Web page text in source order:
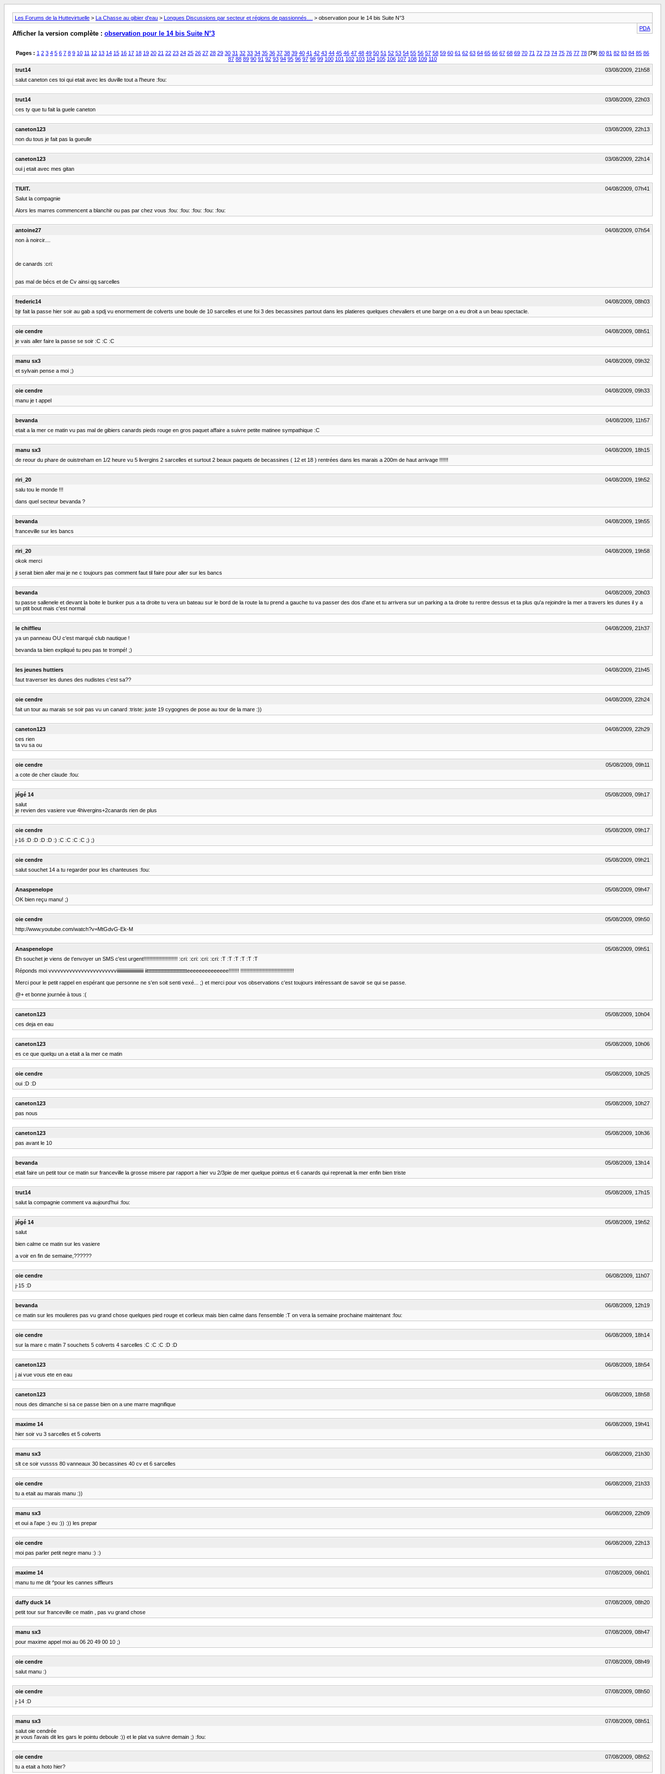
Les Forums de la Huttevirtuelle > La Chasse au gibier d'eau > Longues Discussions par secteur et régions de passionnés....
> observation pour le 14 bis Suite N°3
PDA
Afficher la version complète : observation pour le 14 bis Suite N°3
Pages : 1 2 3 4 5 6 7 8 9 10 11 12 13 14 15 16 17 18 19 20 21 22 23 24 25 26 27 28 29 30 31 32 33 34 35 36 37 38 39 40 41 42 43 44 45 46 47 48 49 50 51 52 53 54 55 56 57 58 59 60 61 62 63 64 65 66 67 68 69 70 71 72 73 74 75 76 77 78 [79] 80 81 82 83 84 85 86
87 88 89 90 91 92 93 94 95 96 97 98 99 100 101 102 103 104 105 106 107 108 109 110
trut14
03/08/2009, 21h58
salut caneton ces toi qui etait avec les duville tout a l'heure :fou:
trut14
03/08/2009, 22h03
ces ty que tu fait la guele caneton
caneton123
03/08/2009, 22h13
non du tous je fait pas la gueulle
caneton123
03/08/2009, 22h14
oui j etait avec mes gitan
TIUIT.
04/08/2009, 07h41
Salut la compagnie
Alors les marres commencent a blanchir ou pas par chez vous :fou: :fou: :fou: :fou: :fou:
antoine27
04/08/2009, 07h54
non à noircir....
de canards :cri:
pas mal de bécs et de Cv ainsi qq sarcelles
frederic14
04/08/2009, 08h03
bjr fait la passe hier soir au gab a spdj vu enormement de colverts une boule de 10 sarcelles et une foi 3 des becassines partout dans les platieres quelques chevaliers et une barge on a eu droit a un beau spectacle.
oie cendre
04/08/2009, 08h51
je vais aller faire la passe se soir :C :C :C
manu sx3
04/08/2009, 09h32
et sylvain pense a moi ;)
oie cendre
04/08/2009, 09h33
manu je t appel
bevanda
04/08/2009, 11h57
etait a la mer ce matin vu pas mal de gibiers canards pieds rouge en gros paquet affaire a suivre petite matinee sympathique :C
manu sx3
04/08/2009, 18h15
de reour du phare de ouistreham en 1/2 heure vu 5 livergins 2 sarcelles et surtout 2 beaux paquets de becassines ( 12 et 18 ) rentrées dans les marais a 200m de haut arrivage !!!!!!
riri_20
04/08/2009, 19h52
salu tou le monde !!!
dans quel secteur bevanda ?
bevanda
04/08/2009, 19h55
franceville sur les bancs
riri_20
04/08/2009, 19h58
okok merci
ji serait bien aller mai je ne c toujours pas comment faut til faire pour aller sur les bancs
bevanda
04/08/2009, 20h03
tu passe sallenele et devant la boite le bunker pus a ta droite tu vera un bateau sur le bord de la route la tu prend a gauche tu va passer des dos d'ane et tu arrivera sur un parking a ta droite tu rentre dessus et ta plus qu'a rejoindre la mer a travers les dunes il y a
un ptit bout mais c'est normal
le chiffleu
04/08/2009, 21h37
ya un panneau OU c'est marqué club nautique !
bevanda ta bien expliqué tu peu pas te trompé! ;)
les jeunes huttiers
04/08/2009, 21h45
faut traverser les dunes des nudistes c'est sa??
oie cendre
04/08/2009, 22h24
fait un tour au marais se soir pas vu un canard :triste: juste 19 cygognes de pose au tour de la mare :))
caneton123
04/08/2009, 22h29
ces rien
ta vu sa ou
oie cendre
05/08/2009, 09h11
a cote de cher claude :fou:
jégé 14
05/08/2009, 09h17
salut
je revien des vasiere vue 4hivergins+2canards rien de plus
oie cendre
05/08/2009, 09h17
j-16 :D :D :D :D :) :C :C :C :C ;) ;)
oie cendre
05/08/2009, 09h21
salut souchet 14 a tu regarder pour les chanteuses :fou:
Anaspenelope
05/08/2009, 09h47
OK bien reçu manu! ;)
oie cendre
05/08/2009, 09h50
http://www.youtube.com/watch?v=MtGdvG-Ek-M
Anaspenelope
05/08/2009, 09h51
Eh souchet je viens de t'envoyer un SMS c'est urgent!!!!!!!!!!!!!!!!!!!!!!! :cri: :cri: :cri: :cri: :T :T :T :T :T :T
Réponds moi vvvvvvvvvvvvvvvvvvvvvvviiiiiiiiiiiiiiiiiiiiiiiiiii iittttttttttttttttttttttttttteeeeeeeeeeeeee!!!!!!! !!!!!!!!!!!!!!!!!!!!!!!!!!!!!!!!!!!!
Merci pour le petit rappel en espérant que personne ne s'en soit senti vexé... ;) et merci pour vos observations c'est toujours intéressant de savoir se qui se passe.
@+ et bonne journée à tous :(
caneton123
05/08/2009, 10h04
ces deja en eau
caneton123
05/08/2009, 10h06
es ce que quelqu un a etait a la mer ce matin
oie cendre
05/08/2009, 10h25
oui :D :D
caneton123
05/08/2009, 10h27
pas nous
caneton123
05/08/2009, 10h36
pas avant le 10
bevanda
05/08/2009, 13h14
etait faire un petit tour ce matin sur franceville la grosse misere par rapport a hier vu 2/3pie de mer quelque pointus et 6 canards qui reprenait la mer enfin bien triste
trut14
05/08/2009, 17h15
salut la compagnie comment va aujourd'hui :fou:
jégé 14
05/08/2009, 19h52
salut
bien calme ce matin sur les vasiere
a voir en fin de semaine,??????
oie cendre
06/08/2009, 11h07
j-15 :D
bevanda
06/08/2009, 12h19
ce matin sur les moulieres pas vu grand chose quelques pied rouge et corlieux mais bien calme dans l'ensemble :T on vera la semaine prochaine maintenant :fou:
oie cendre
06/08/2009, 18h14
sur la mare c matin 7 souchets 5 colverts 4 sarcelles :C :C :C :D :D
caneton123
06/08/2009, 18h54
j ai vue vous ete en eau
caneton123
06/08/2009, 18h58
nous des dimanche si sa ce passe bien on a une marre magnifique
maxime 14
06/08/2009, 19h41
hier soir vu 3 sarcelles et 5 colverts
manu sx3
06/08/2009, 21h30
slt ce soir vussss 80 vanneaux 30 becassines 40 cv et 6 sarcelles
oie cendre
06/08/2009, 21h33
tu a etait au marais manu :))
manu sx3
06/08/2009, 22h09
et oui a l'ape :) eu :)) :)) les prepar
oie cendre
06/08/2009, 22h13
moi pas parler petit negre manu :) :)
maxime 14
07/08/2009, 06h01
manu tu me dit ^pour les cannes siffleurs
daffy duck 14
07/08/2009, 08h20
petit tour sur franceville ce matin , pas vu grand chose
manu sx3
07/08/2009, 08h47
pour maxime appel moi au 06 20 49 00 10 ;)
oie cendre
07/08/2009, 08h49
salut manu :)
oie cendre
07/08/2009, 08h50
j-14 :D
manu sx3
07/08/2009, 08h51
salut oie cendrée
je vous l'avais dit les gars le pointu deboule :)) et le plat va suivre demain ;) :fou:
oie cendre
07/08/2009, 08h52
tu a etait a hoto hier?